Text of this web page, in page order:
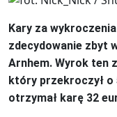
Kary za
zdecydowanie zbyt
Arnhem. Wyrok ten
który przekroczył
otrzymał karę 32